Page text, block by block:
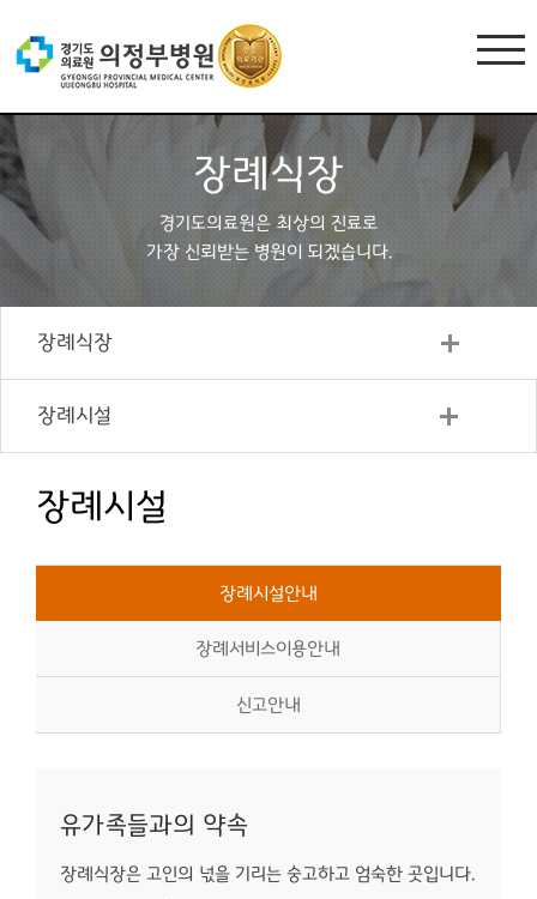
장례식장
경기도의료원은 최상의 진료로
가장 신뢰받는 병원이 되겠습니다.
장례식장
장례시설
장례시설
장례시설안내
장례서비스이용안내
신고안내
유가족들과의 약속
장례식장은 고인의 넋을 기리는 숭고하고 엄숙한 곳입니다.